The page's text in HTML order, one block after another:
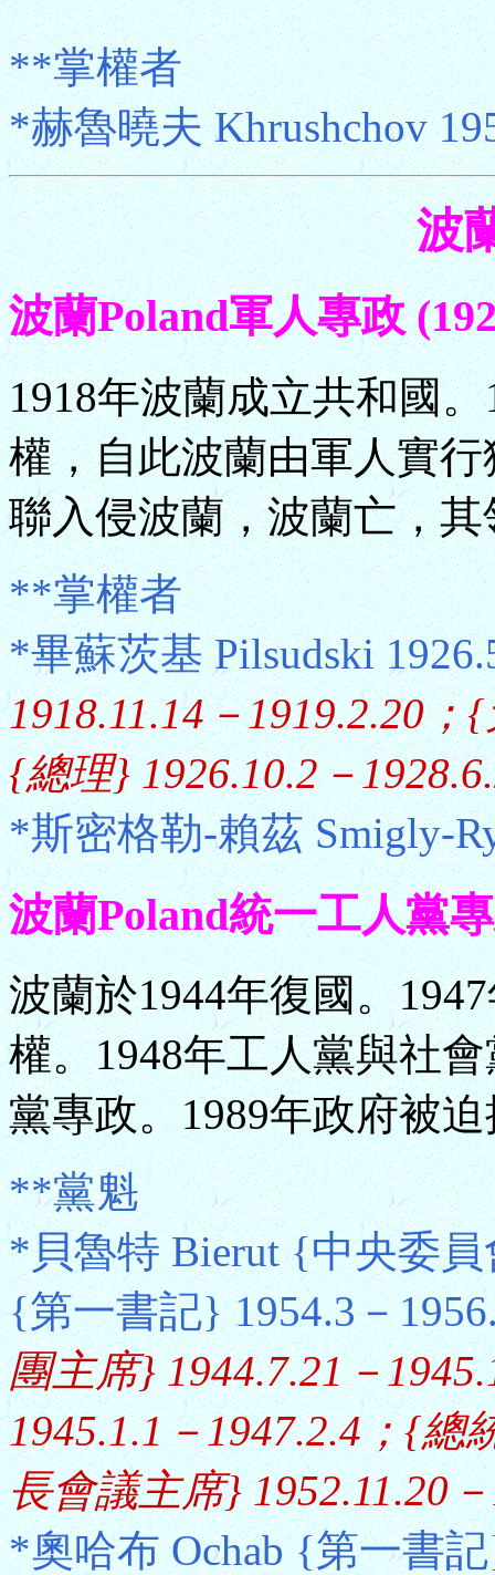
**掌權者
*赫魯曉夫 Khrushchov
波
波蘭Poland軍人專政
1918年波蘭成立共和國
權，自此波蘭由軍人實
聯入侵波蘭，波蘭亡，
**掌權者
*畢蘇茨基 Pilsudski
1918.11.14－1919.2.20
{總理} 1926.10.2－
*斯密格勒-賴茲 Smigly-
波蘭Poland統一工人黨
波蘭於1944年復國。
權。1948年工人黨與社
黨專政。1989年政府被
**黨魁
*貝魯特 Bierut {中央委員
{第一書記} 1954.3－
團主席} 1944.7.21－
1945.1.1－1947.2.4；{總
長會議主席} 1952.11.20
*奧哈布 Ochab {第一書